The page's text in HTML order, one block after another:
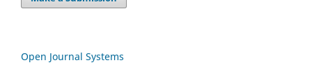
Open Journal Systems